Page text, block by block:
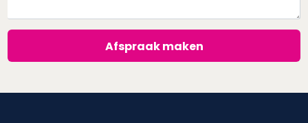
Afspraak maken